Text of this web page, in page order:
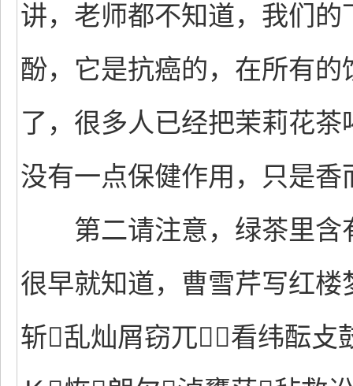
讲，老师都不知道，我们
酚，它是抗癌的，在所有
了，很多人已经把茉莉花
没有一点保健作用，只是香
第二请注意，绿茶里含
很早就知道，曹雪芹写红
斩乱灿屑窃兀看纬酝攴